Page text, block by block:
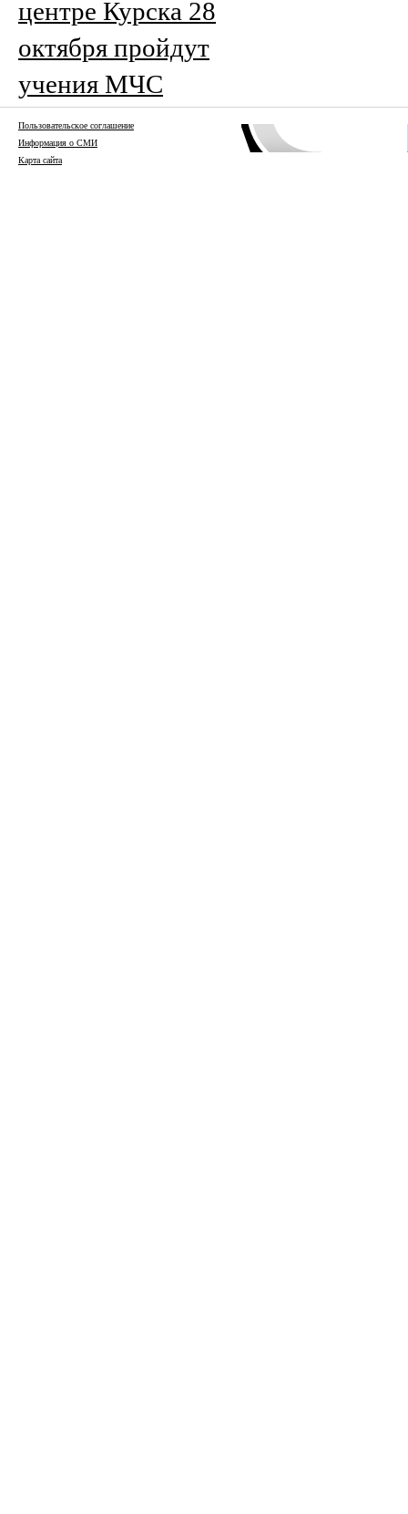
центре Курска 28
октября пройдут
учения МЧС
Пользовательское соглашение
Информация о СМИ
Карта сайта